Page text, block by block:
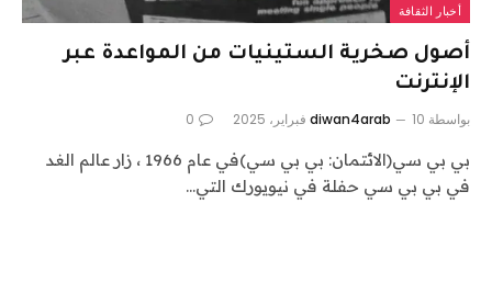
أخبار الثقافة
أصول صخرية الستينيات من المواعدة عبر
الإنترنت
بواسطة diwan4arab 10 فبراير، 2025 0
بي بي سي(الائتمان: بي بي سي)في عام 1966 ، زار عالم الغد
في بي بي سي حفلة في نيويورك التي…